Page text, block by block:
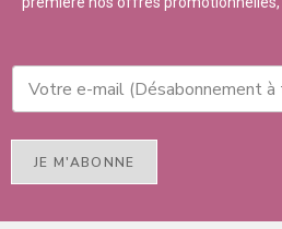
JE M'ABONNE